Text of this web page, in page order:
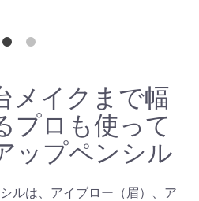
メイクまで幅
プロも使って
ップペンシル
ルは、アイブロー（眉）、ア